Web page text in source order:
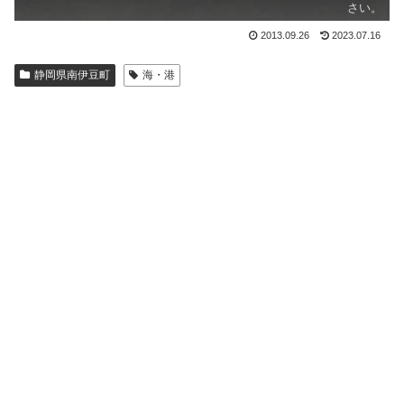
さい。
2013.09.26 2023.07.16
静岡県南伊豆町 海・港